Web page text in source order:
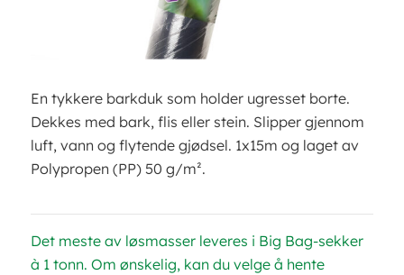
En tykkere barkduk som holder ugresset borte.
Dekkes med bark, flis eller stein. Slipper gjennom
luft, vann og flytende gjødsel. 1x15m og laget av
Polypropen (PP) 50 g/m².
Det meste av løsmasser leveres i Big Bag-sekker
à 1 tonn. Om ønskelig, kan du velge å hente